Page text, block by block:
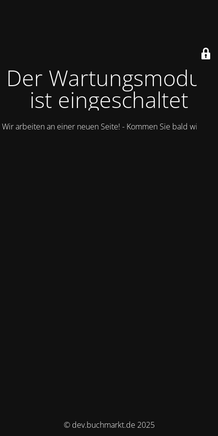
Der Wartungsmodus
ist eingeschaltet
Wir arbeiten an einer neuen Seite! - Kommen Sie bald wieder.
© dev.buchmarkt.de 2025